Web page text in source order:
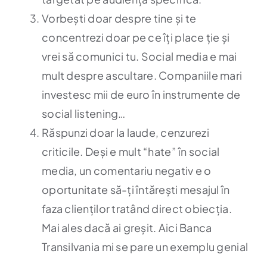
Vorbești doar despre tine și te
concentrezi doar pe ce îți place ție și
vrei să comunici tu. Social media e mai
mult despre ascultare. Companiile mari
investesc mii de euro în instrumente de
social listening…
Răspunzi doar la laude, cenzurezi
criticile. Deși e mult “hate” în social
media, un comentariu negativ e o
oportunitate să-ți întărești mesajul în
faza clienților tratând direct obiecția.
Mai ales dacă ai greșit. Aici Banca
Transilvania mi se pare un exemplu genial